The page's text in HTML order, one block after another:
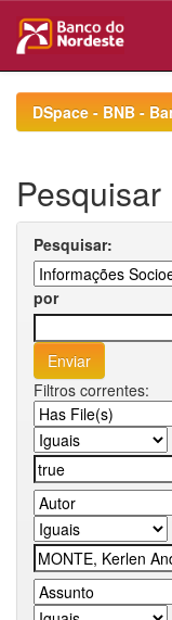
navigationDSpace - BNB -
Pesquisar
Pesquisar:
por
Filtros correntes: